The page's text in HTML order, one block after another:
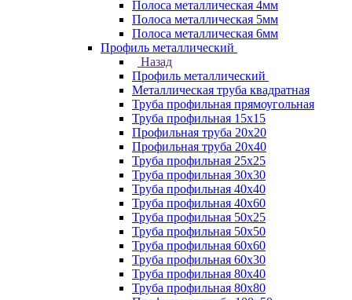
Полоса металлическая 4мм
Полоса металлическая 5мм
Полоса металлическая 6мм
Профиль металлический
Назад
Профиль металлический
Металлическая труба квадратная
Труба профильная прямоугольная
Труба профильная 15х15
Профильная труба 20х20
Профильная труба 20х40
Труба профильная 25х25
Труба профильная 30x30
Труба профильная 40х40
Труба профильная 40х60
Труба профильная 50х25
Труба профильная 50х50
Труба профильная 60x60
Труба профильная 60х30
Труба профильная 80х40
Труба профильная 80х80